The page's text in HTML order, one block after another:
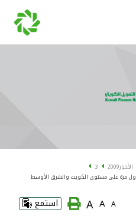
للشركات
الأخبار2009
3
مرة على مستوى الكويت والشرق الأوسط
A
A
A استمع